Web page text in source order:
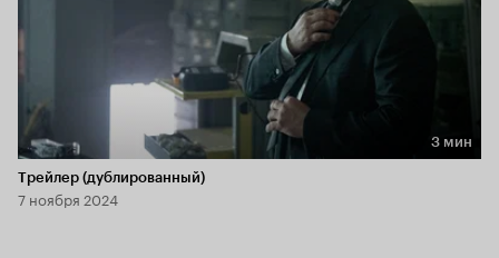
Длительность 3 мин
3 мин
Трейлер (дублированный)
7 ноября 2024